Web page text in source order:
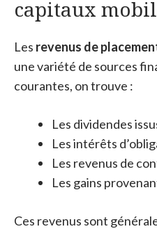
capitaux
Les revenus de
une variété de sources
courantes, on trouve :
Les dividendes
Les intérêts
Les revenus de
Les gains
Ces revenus sont